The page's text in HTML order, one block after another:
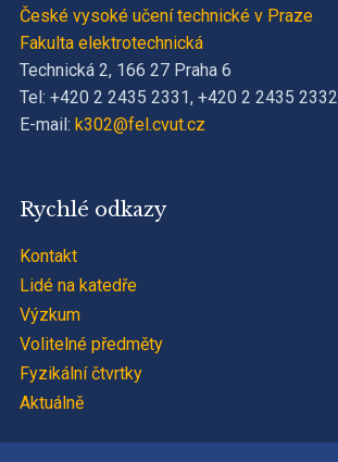
České vysoké učení technické v Praze
Fakulta elektrotechnická
Technická 2, 166 27 Praha 6
Tel: +420 2 2435 2331, +420 2 2435 2332
E-mail: k302@fel.cvut.cz
Rychlé odkazy
Kontakt
Lidé na katedře
Výzkum
Volitelné předměty
Fyzikální čtvrtky
Aktuálně